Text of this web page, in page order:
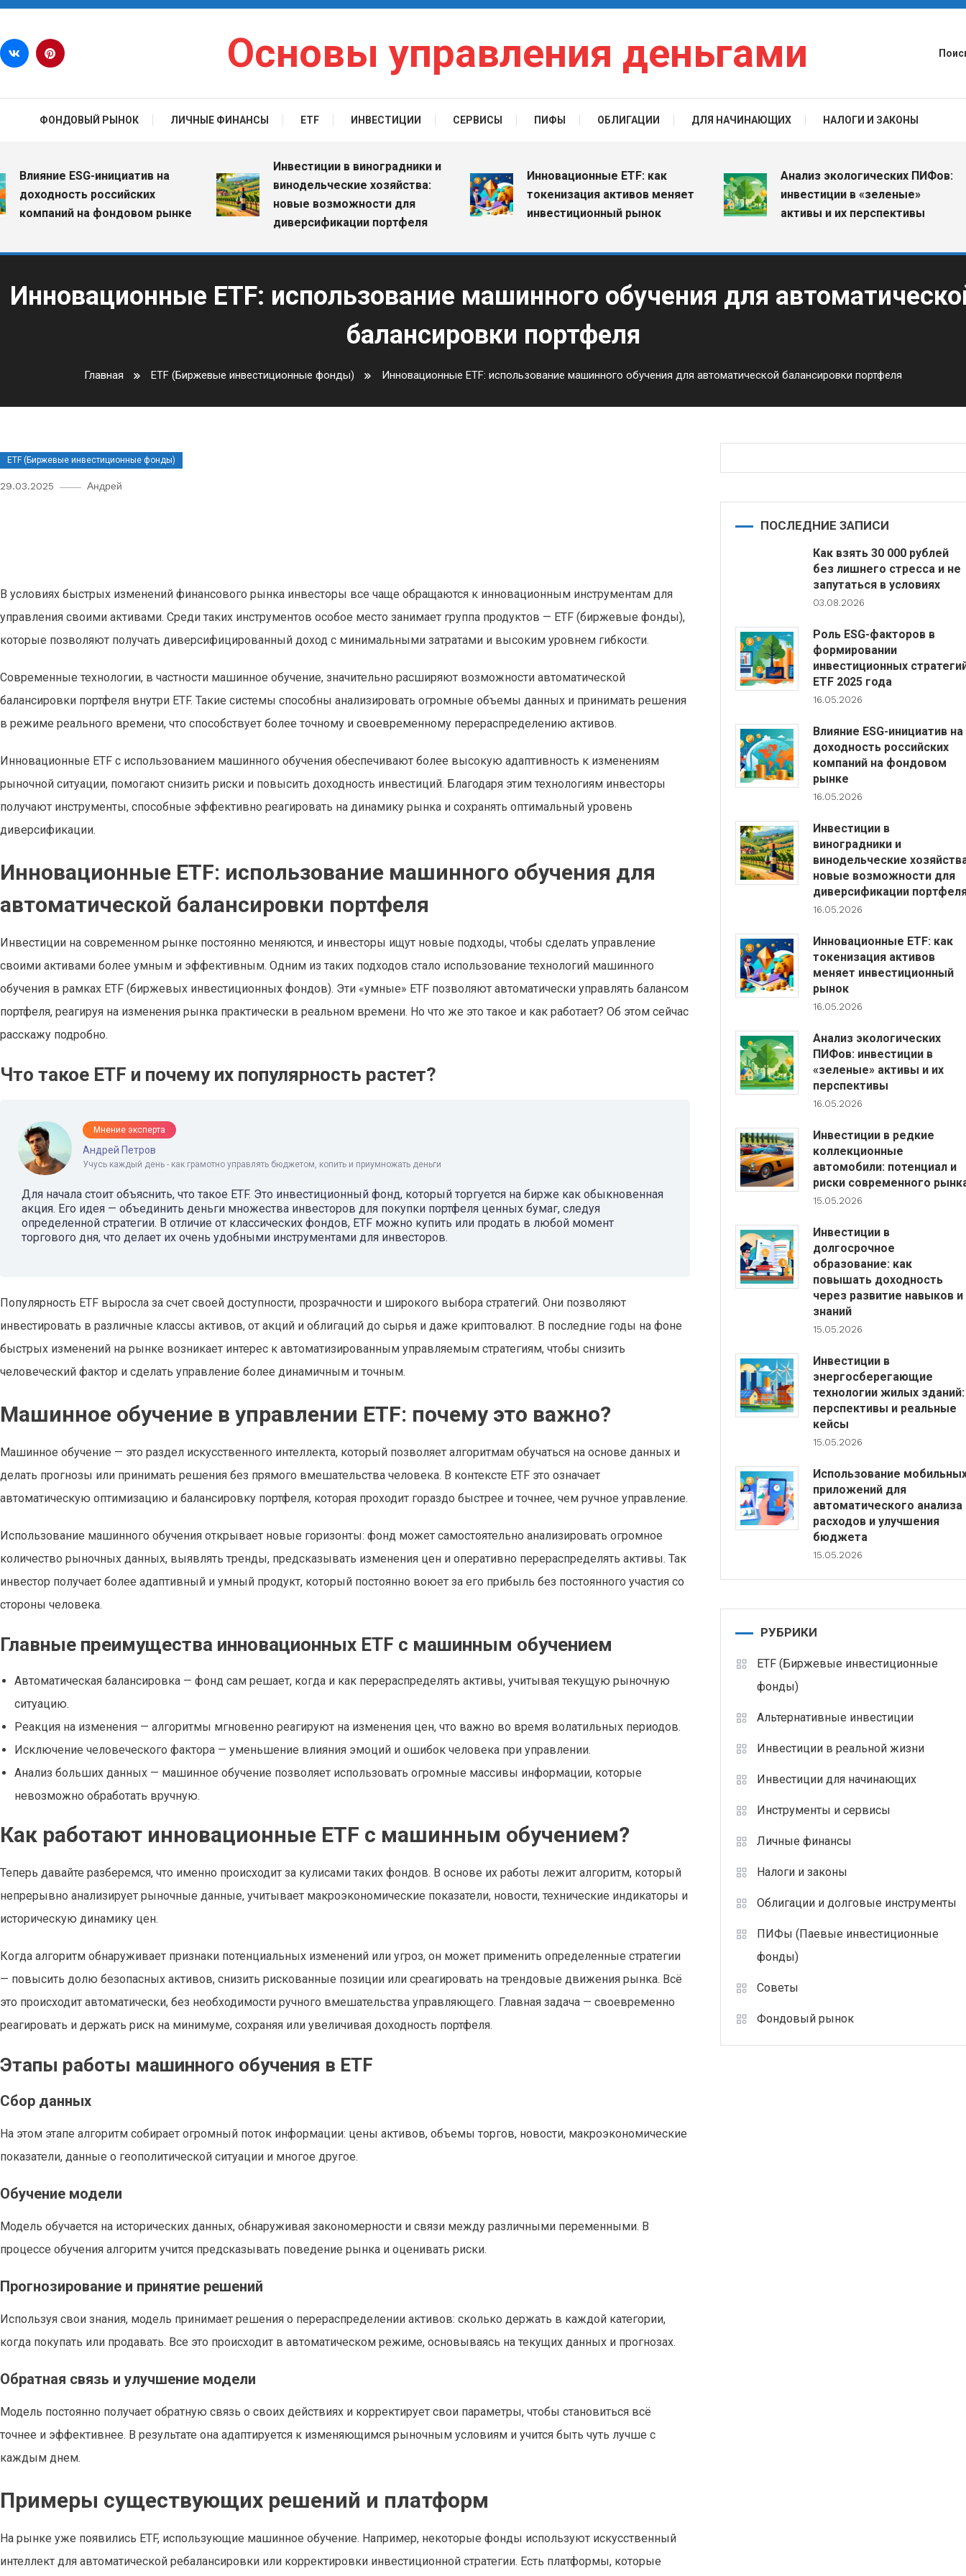
Перейти к содержимому
Основы управления деньгами
ФОНДОВЫЙ РЫНОК ЛИЧНЫЕ ФИНАНСЫ ETF ИНВЕСТИЦИИ СЕРВИСЫ ПИФЫ ОБЛИГАЦИИ ДЛЯ НАЧИНАЮЩИХ НАЛОГИ И ЗАКОНЫ
ESG-инициатив на
российских
на фондовом рынке
Инвестиции в виноградники и
винодельческие хозяйства:
новые возможности для
диверсификации портфеля
Инновационные ETF: как
токенизация активов меняет
инвестиционный рынок
Анализ экологических ПИФов:
инвестиции в «зеленые»
активы и их перспективы
Инновационные ETF: использование машинного обучения для
балансировки портфеля
Главная ETF (Биржевые инвестиционные фонды) Инновационные ETF: использование машинного обучения для автоматической балансировки портфеля
ETF (Биржевые инвестиционные фонды)
29.03.2025 Андрей
В условиях быстрых изменений финансового рынка инвесторы все чаще обращаются к инновационным инструментам для
управления своими активами. Среди таких инструментов особое место занимает группа продуктов — ETF (биржевые фонды),
которые позволяют получать диверсифицированный доход с минимальными затратами и высоким уровнем гибкости.
Современные технологии, в частности машинное обучение, значительно расширяют возможности автоматической
балансировки портфеля внутри ETF. Такие системы способны анализировать огромные объемы данных и принимать решения
в режиме реального времени, что способствует более точному и своевременному перераспределению активов.
Инновационные ETF с использованием машинного обучения обеспечивают более высокую адаптивность к изменениям
рыночной ситуации, помогают снизить риски и повысить доходность инвестиций. Благодаря этим технологиям инвесторы
получают инструменты, способные эффективно реагировать на динамику рынка и сохранять оптимальный уровень
диверсификации.
Инновационные ETF: использование машинного обучения для
автоматической балансировки портфеля
Инвестиции на современном рынке постоянно меняются, и инвесторы ищут новые подходы, чтобы сделать управление
своими активами более умным и эффективным. Одним из таких подходов стало использование технологий машинного
обучения в рамках ETF (биржевых инвестиционных фондов). Эти «умные» ETF позволяют автоматически управлять балансом
портфеля, реагируя на изменения рынка практически в реальном времени. Но что же это такое и как работает? Об этом сейчас
расскажу подробно.
Что такое ETF и почему их популярность растет?
Мнение эксперта
Андрей Петров
Учусь каждый день - как грамотно управлять бюджетом, копить и приумножать деньги
Для начала стоит объяснить, что такое ETF. Это инвестиционный фонд, который торгуется на бирже как обыкновенная
акция. Его идея — объединить деньги множества инвесторов для покупки портфеля ценных бумаг, следуя
определенной стратегии. В отличие от классических фондов, ETF можно купить или продать в любой момент
торгового дня, что делает их очень удобными инструментами для инвесторов.
Популярность ETF выросла за счет своей доступности, прозрачности и широкого выбора стратегий. Они позволяют
инвестировать в различные классы активов, от акций и облигаций до сырья и даже криптовалют. В последние годы на фоне
быстрых изменений на рынке возникает интерес к автоматизированным управляемым стратегиям, чтобы снизить
человеческий фактор и сделать управление более динамичным и точным.
Машинное обучение в управлении ETF: почему это важно?
Машинное обучение — это раздел искусственного интеллекта, который позволяет алгоритмам обучаться на основе данных и
делать прогнозы или принимать решения без прямого вмешательства человека. В контексте ETF это означает
автоматическую оптимизацию и балансировку портфеля, которая проходит гораздо быстрее и точнее, чем ручное управление.
Использование машинного обучения открывает новые горизонты: фонд может самостоятельно анализировать огромное
количество рыночных данных, выявлять тренды, предсказывать изменения цен и оперативно перераспределять активы. Так
инвестор получает более адаптивный и умный продукт, который постоянно воюет за его прибыль без постоянного участия со
стороны человека.
Главные преимущества инновационных ETF с машинным обучением
Автоматическая балансировка — фонд сам решает, когда и как перераспределять активы, учитывая текущую рыночную
ситуацию.
Реакция на изменения — алгоритмы мгновенно реагируют на изменения цен, что важно во время волатильных периодов.
Исключение человеческого фактора — уменьшение влияния эмоций и ошибок человека при управлении.
Анализ больших данных — машинное обучение позволяет использовать огромные массивы информации, которые
невозможно обработать вручную.
Как работают инновационные ETF с машинным обучением?
Теперь давайте разберемся, что именно происходит за кулисами таких фондов. В основе их работы лежит алгоритм, который
непрерывно анализирует рыночные данные, учитывает макроэкономические показатели, новости, технические индикаторы и
историческую динамику цен.
Когда алгоритм обнаруживает признаки потенциальных изменений или угроз, он может применить определенные стратегии
— повысить долю безопасных активов, снизить рискованные позиции или среагировать на трендовые движения рынка. Всё
это происходит автоматически, без необходимости ручного вмешательства управляющего. Главная задача — своевременно
реагировать и держать риск на минимуме, сохраняя или увеличивая доходность портфеля.
Этапы работы машинного обучения в ETF
Сбор данных
На этом этапе алгоритм собирает огромный поток информации: цены активов, объемы торгов, новости, макроэкономические
показатели, данные о геополитической ситуации и многое другое.
Обучение модели
Модель обучается на исторических данных, обнаруживая закономерности и связи между различными переменными. В
процессе обучения алгоритм учится предсказывать поведение рынка и оценивать риски.
Прогнозирование и принятие решений
Используя свои знания, модель принимает решения о перераспределении активов: сколько держать в каждой категории,
когда покупать или продавать. Все это происходит в автоматическом режиме, основываясь на текущих данных и прогнозах.
Обратная связь и улучшение модели
Модель постоянно получает обратную связь о своих действиях и корректирует свои параметры, чтобы становиться всё
точнее и эффективнее. В результате она адаптируется к изменяющимся рыночным условиям и учится быть чуть лучше с
каждым днем.
Примеры существующих решений и платформ
На рынке уже появились ETF, использующие машинное обучение. Например, некоторые фонды используют искусственный
интеллект для автоматической ребалансировки или корректировки инвестиционной стратегии. Есть платформы, которые
ПОСЛЕДНИЕ ЗАПИСИ
Как взять 30 000 рублей
без лишнего стресса и не
запутаться в условиях
03.08.2026
Роль ESG-факторов в
формировании
инвестиционных
ETF 2025 года
16.05.2026
Влияние ESG-инициатив на
доходность российских
компаний на фондовом
рынке
16.05.2026
Инвестиции в
виноградники и
винодельческие
новые возможности для
диверсификации
16.05.2026
Инновационные ETF: как
токенизация активов
меняет инвестиционный
рынок
16.05.2026
Анализ экологических
ПИФов: инвестиции в
«зеленые» активы и их
перспективы
16.05.2026
Инвестиции в редкие
коллекционные
автомобили: потенциал и
риски современного
15.05.2026
Инвестиции в
долгосрочное
образование: как
повышать доходность
через развитие навыков и
знаний
15.05.2026
Инвестиции в
энергосберегающие
технологии жилых зданий:
перспективы и реальные
кейсы
15.05.2026
Использование
приложений для
автоматического анализа
расходов и улучшения
бюджета
15.05.2026
РУБРИКИ
ETF (Биржевые инвестиционные
фонды)
Альтернативные инвестиции
Инвестиции в реальной жизни
Инвестиции для начинающих
Инструменты и сервисы
Личные финансы
Налоги и законы
Облигации и долговые инструменты
ПИФы (Паевые инвестиционные
фонды)
Советы
Фондовый рынок